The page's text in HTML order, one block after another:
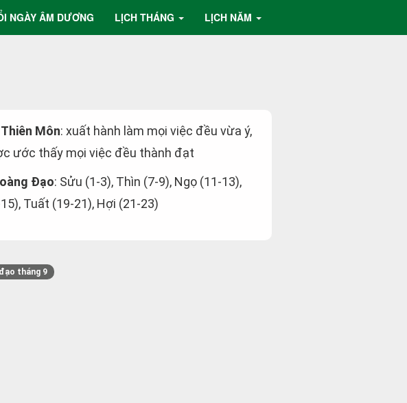
NGÀY ÂM DƯƠNG LỊCH THÁNG LỊCH NĂM
Thiên Môn: xuất hành làm mọi việc đều vừa ý,
ước thấy mọi việc đều thành đạt
Đạo: Sửu (1-3), Thìn (7-9), Ngọ (11-13),
Tuất (19-21), Hợi (21-23)
tháng 9